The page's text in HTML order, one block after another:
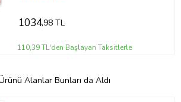
1034,98 TL
110,39 TL'den Başlayan Taksitlerle
Alanlar Bunları da Aldı